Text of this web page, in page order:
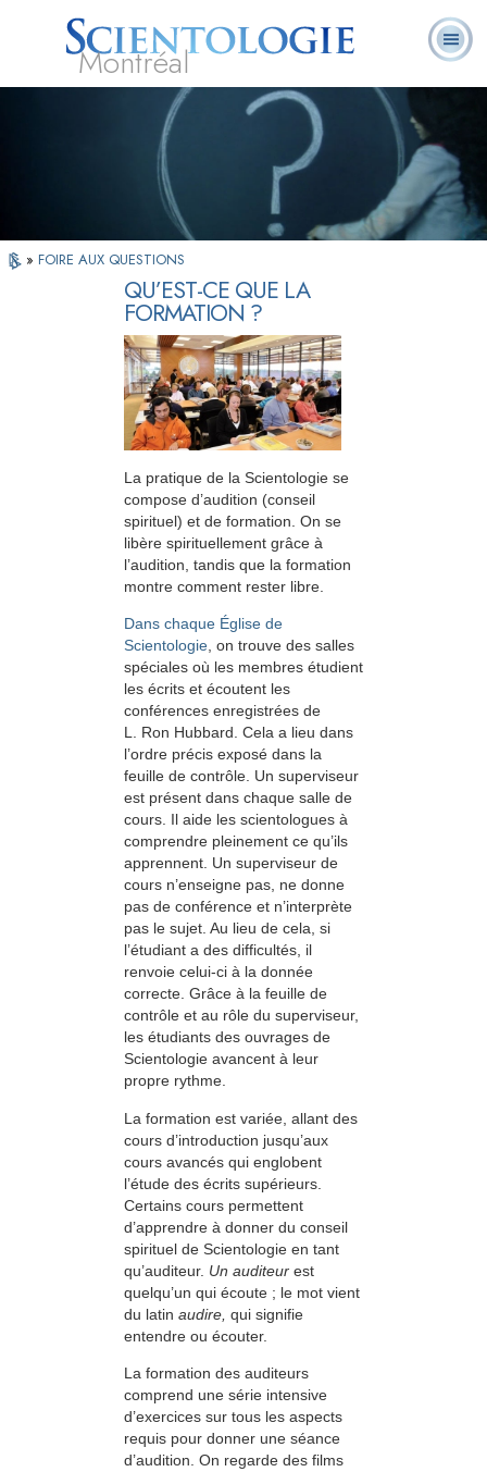
Montréal
Qu’est-ce que la
Scientologie ?
Ministres
volontaires
Foire aux
questions
» FOIRE AUX QUESTIONS
QU’EST-CE QUE LA
FORMATION ?
La pratique de la Scientologie se
compose d’audition (conseil
spirituel) et de formation. On se
libère spirituellement grâce à
l’audition, tandis que la formation
montre comment rester libre.
Dans chaque Église de
Scientologie, on trouve des salles
spéciales où les membres étudient
les écrits et écoutent les
conférences enregistrées de
L. Ron Hubbard. Cela a lieu dans
l’ordre précis exposé dans la
feuille de contrôle. Un superviseur
est présent dans chaque salle de
cours. Il aide les scientologues à
comprendre pleinement ce qu’ils
apprennent. Un superviseur de
cours n’enseigne pas, ne donne
pas de conférence et n’interprète
pas le sujet. Au lieu de cela, si
l’étudiant a des difficultés, il
renvoie celui-ci à la donnée
correcte. Grâce à la feuille de
contrôle et au rôle du superviseur,
les étudiants des ouvrages de
Scientologie avancent à leur
propre rythme.
La formation est variée, allant des
cours d’introduction jusqu’aux
cours avancés qui englobent
l’étude des écrits supérieurs.
Certains cours permettent
d’apprendre à donner du conseil
spirituel de Scientologie en tant
qu’auditeur. Un auditeur est
quelqu’un qui écoute ; le mot vient
du latin audire, qui signifie
entendre ou écouter.
La formation des auditeurs
comprend une série intensive
d’exercices sur tous les aspects
requis pour donner une séance
d’audition. On regarde des films